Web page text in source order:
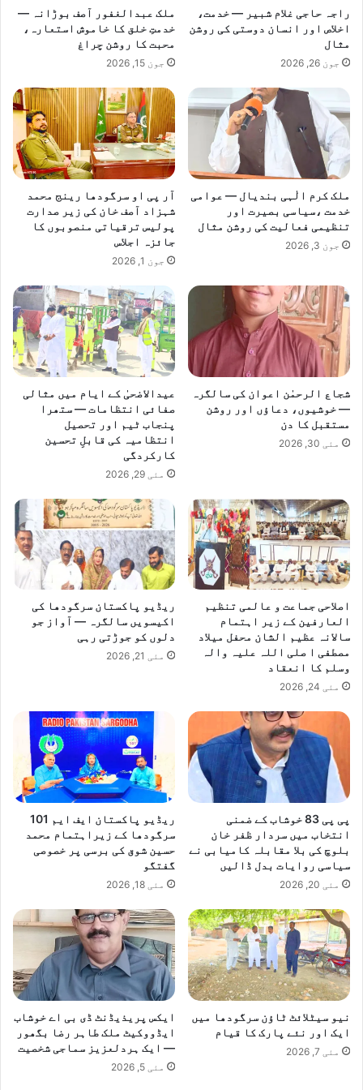
ع
ق
ا
د
م
ک
ا
ت
ن
ہ
و
پ
و
ت
ل
م
ں
ک
ھ
ل
ی
ک
چ
ک
ا
ا
ن
ع
ا
د
راجہ حاجی غلام شبیر — خدمت،
اخلاص اور انسان دوستی کی روشن
مثال
جون 26, 2026
ملک عبدالغفور آصف بوڑانہ —
خدمتِ خلق کا خاموش استعارہ،
محبت کا روشن چراغ
جون 15, 2026
ملک کرم الٰہی بندیال — عوامی
خدمت ،سیاسی بصیرت اور
تنظیمی فعالیت کی روشن مثال
جون 3, 2026
آر پی او سرگودھا رینج محمد
شہزاد آصف خان کی زیر صدارت
پولیس ترقیاتی منصوبوں کا
جائزہ اجلاس
جون 1, 2026
شجاع الرحمٰن اعوان کی سالگرہ
— خوشیوں، دعاؤں اور روشن
مستقبل کا دن
مئی 30, 2026
عیدالاضحیٰ کے ایام میں مثالی
صفائی انتظامات — ستھرا
پنجاب ٹیم اور تحصیل
انتظامیہ کی قابلِ تحسین
کارکردگی
مئی 29, 2026
اصلاحی جماعت و عالمی تنظیم
العارفین کے زیر اہتمام
سالانہ عظیم الشان محفل میلاد
مصطفی ا صلی اللہ علیہ والہ
وسلم کا انعقاد
مئی 24, 2026
ریڈیو پاکستان سرگودھا کی
اکیسویں سالگرہ — آواز جو
دلوں کو جوڑتی رہی
مئی 21, 2026
پی پی 83 خوشاب کے ضمنی
انتخاب میں سردار ظفر خان
بلوچ کی بلا مقابلہ کامیابی نے
سیاسی روایات بدل ڈالیں
مئی 20, 2026
ریڈیو پاکستان ایف ایم 101
سرگودھا کے زیراہتمام محمد
حسین شوق کی برسی پر خصوصی
گفتگو
مئی 18, 2026
نیو سیٹلائٹ ٹاؤن سرگودھا میں
ایک اور نئے پارک کا قیام
مئی 7, 2026
ایکس پریذیڈنٹ ڈی بی اے خوشاب
ایڈووکیٹ ملک طاہر رضا بگھور
— ایک ہردلعزیز سماجی شخصیت
مئی 5, 2026